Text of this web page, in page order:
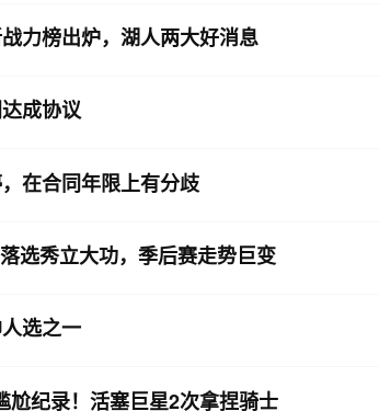
力榜出炉，湖人两大好消息
成协议
在合同年限上有分歧
选秀立大功，季后赛走势巨变
选之一
纪录！活塞巨星2次拿捏骑士